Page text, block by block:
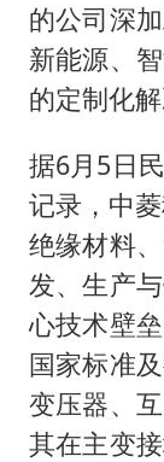
的公司深
新能源、
的定制化解
据6月5日
记录，中
绝缘材料
发、生产
心技术壁
国家标准
变压器、
其在主变